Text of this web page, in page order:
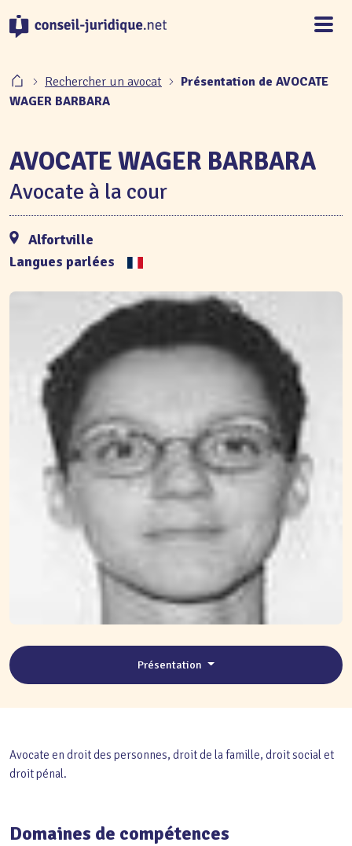
Rechercher un avocat
Présentation de AVOCATE
WAGER BARBARA
AVOCATE WAGER BARBARA
Avocate à la cour
Alfortville
Langues parlées
Présentation
Avocate en droit des personnes, droit de la famille, droit social et
droit pénal.
Domaines de compétences